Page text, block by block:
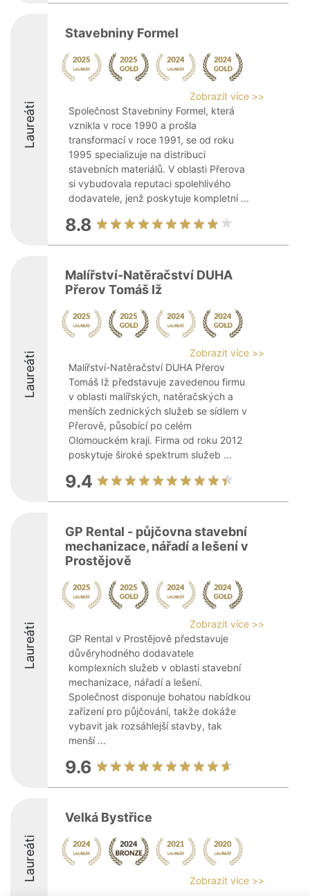
Laureáti
Stavebniny Formel
Zobrazit více >>
Společnost Stavebniny Formel, která
vznikla v roce 1990 a prošla
transformací v roce 1991, se od roku
1995 specializuje na distribuci
stavebních materiálů. V oblasti Přerova
si vybudovala reputaci spolehlivého
dodavatele, jenž poskytuje kompletní ...
8.8
Laureáti
Malířství-Natěračství DUHA
Přerov Tomáš Iž
Zobrazit více >>
Malířství-Natěračství DUHA Přerov
Tomáš Iž představuje zavedenou firmu
v oblasti malířských, natěračských a
menších zednických služeb se sídlem v
Přerově, působící po celém
Olomouckém kraji. Firma od roku 2012
poskytuje široké spektrum služeb ...
9.4
Laureáti
GP Rental - půjčovna stavební
mechanizace, nářadí a lešení v
Prostějově
Zobrazit více >>
GP Rental v Prostějově představuje
důvěryhodného dodavatele
komplexních služeb v oblasti stavební
mechanizace, nářadí a lešení.
Společnost disponuje bohatou nabídkou
zařízení pro půjčování, takže dokáže
vybavit jak rozsáhlejší stavby, tak
menší ...
9.6
Laureáti
Velká Bystřice
Zobrazit více >>